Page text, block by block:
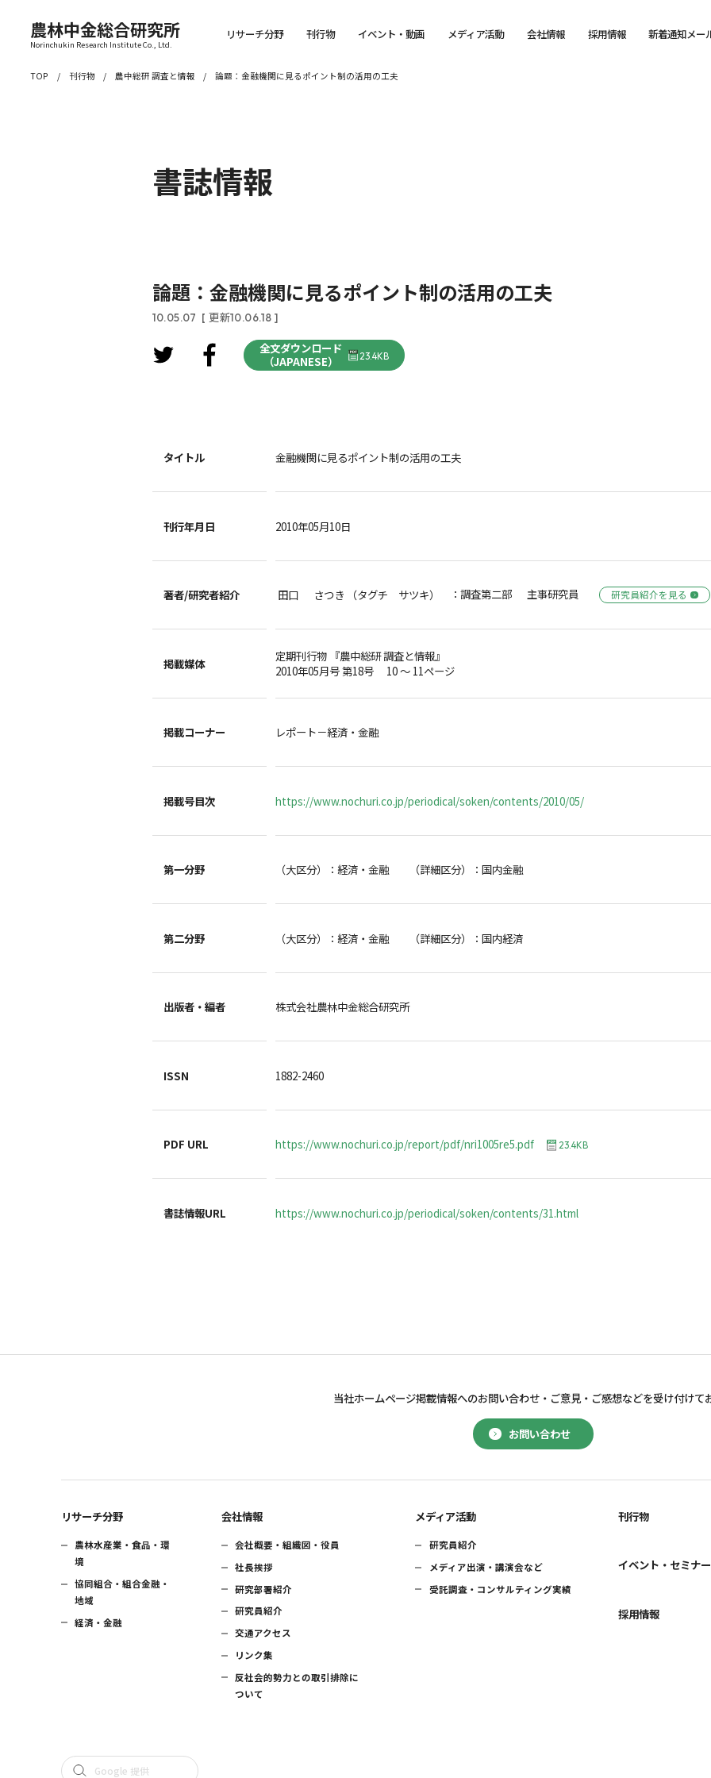
農林中金総合研究所
Norinchukin Research Institute Co., Ltd.
リサーチ分野 刊行物 イベント・動画 メディア活動 会社情報 採用情報 新着通知メー
TOP 刊行物 農中総研 調査と情報 論題：金融機関に見るポイント制の活用の工夫
書誌情報
論題：金融機関に見るポイント制の活用の工夫
10.05.07 [ 更新10.06.18 ]
全文ダウンロード
（JAPANESE）
23.4KB
タイトル 金融機関に見るポイント制の活用の工夫
刊行年月日 2010年05月10日
著者/研究者紹介 田口 さつき （タグチ サツキ） ：調査第二部 主事研究員 研究員紹介を見る
掲載媒体
定期刊行物 『農中総研 調査と情報』
2010年05月号 第18号 10 ～ 11ページ
掲載コーナー レポート－経済・金融
掲載号目次 https://www.nochuri.co.jp/periodical/soken/contents/2010/05/
第一分野 （大区分）：経済・金融 （詳細区分）：国内金融
第二分野 （大区分）：経済・金融 （詳細区分）：国内経済
出版者・編者 株式会社農林中金総合研究所
ISSN 1882-2460
PDF URL https://www.nochuri.co.jp/report/pdf/nri1005re5.pdf 23.4KB
書誌情報URL https://www.nochuri.co.jp/periodical/soken/contents/31.html
お問い合わせ
当社ホームページ掲載情報へのお問い合わせ・ ご意見・ご感想などを受け付けて
リサーチ分野
農林水産業・食品・環
境
協同組合・組合金融・
地域
経済・金融
会社情報
会社概要・組織図・役員
社長挨拶
研究部署紹介
研究員紹介
交通アクセス
リンク集
反社会的勢力との取引排除に
ついて
メディア活動
研究員紹介
メディア出演・講演会など
受託調査・コンサルティング実績
刊行物
イベント・セミナー
採用情報